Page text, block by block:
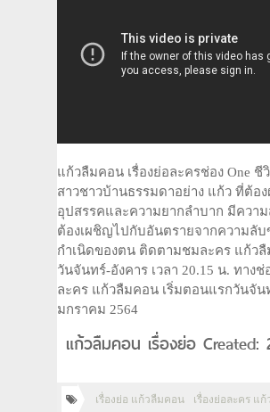
แก้วลืมคอน เรื่องย่อละครช่อง One ชี
สาวชาวบ้านธรรมดาอย่าง แก้ว ที่ต้อ
อุปสรรคและความยากลำบาก มีควา
ต้องเผชิญไปกับอันตรายจากความลับ
กำเนิดของตน ติดตามชมละคร แก้ว
วันจันทร์-อังคาร เวลา 20.15 น. ทางช่
ละคร แก้วลืมคอน เริ่มตอนแรกวันจัน
มกราคม 2564
แก้วลืมคอน เรื่องย่อ
เรื่องย่อ แก้วลืมคอน เรื่องย่อละคร แ